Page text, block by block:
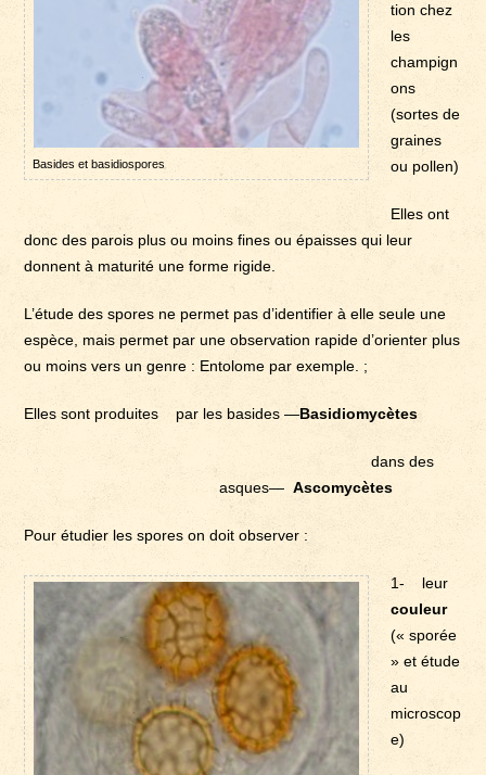
Basides et basidiospores
tion chez
les
champign
ons
(sortes de
graines
ou pollen)
Elles ont
donc des parois plus ou moins fines ou épaisses qui leur
donnent à maturité une forme rigide.
L’étude des spores ne permet pas d’identifier à elle seule une
espèce, mais permet par une observation rapide d’orienter plus
ou moins vers un genre : Entolome par exemple. ;
Elles sont produites par les basides —Basidiomycètes
dans des
asques—Ascomycètes
Pour étudier les spores on doit observer :
1- leur
couleur
(« sporée
» et étude
au
microscop
e)